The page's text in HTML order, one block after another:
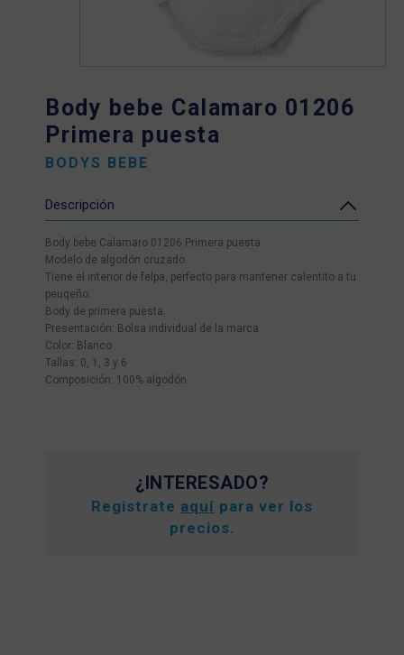
Body bebe Calamaro 01206
Primera puesta
BODYS BEBE
Descripción
Body bebe Calamaro 01206 Primera puesta
Modelo de algodón cruzado.
Tiene el interior de felpa, perfecto para mantener calentito a tu
peuqeño.
Body de primera puesta.
Presentación: Bolsa individual de la marca
Color: Blanco
Tallas: 0, 1, 3 y 6
Composición: 100% algodón
¿INTERESADO?
Registrate aquí para ver los
precios.